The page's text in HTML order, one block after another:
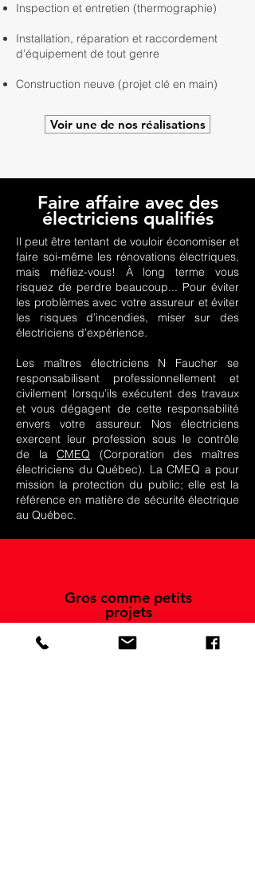
Inspection et entretien (thermographie)
​​​Installation, réparation et raccordement
d’équipement de tout genre
Construction neuve (projet clé en main)
Voir une de nos réalisations
Faire affaire avec des
électriciens qualifiés
Il peut être tentant de vouloir économiser et
faire soi-même les rénovations électriques,
mais méfiez-vous! À long terme vous
risquez de perdre beaucoup... Pour éviter
les problèmes avec votre assureur et éviter
les risques d’incendies, miser sur des
électriciens d’expérience.
Les maîtres électriciens N Faucher se
responsabilisent professionnellement et
civilement lorsqu’ils exécutent des travaux
et vous dégagent de cette responsabilité
envers votre assureur. Nos électriciens
exercent leur profession sous le contrôle
de laCMEQ (Corporation des maîtres
électriciens du Québec). La CMEQ a pour
mission la protection du public; elle est la
référence en matière de sécurité électrique
au Québec.
Gros comme petits
projets